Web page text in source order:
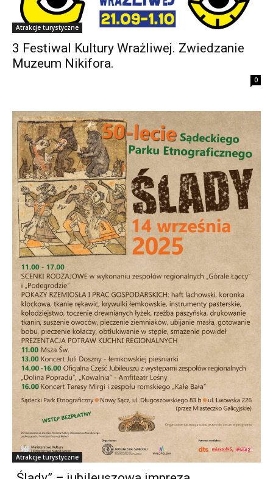
Atrakcje turystyczne
3 Festiwal Kultury Wrażliwej. Zwiedzanie
Muzeum Nikifora.
0
Atrakcje turystyczne